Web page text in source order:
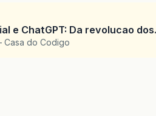
e ChatGPT: Da revolucao
Casa do Codigo